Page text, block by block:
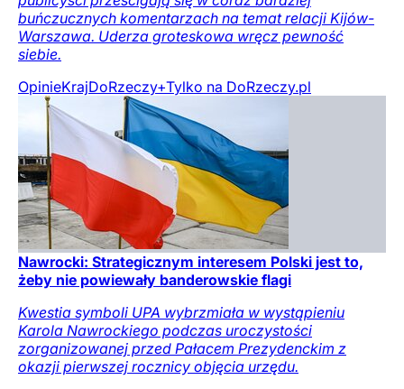
buńczucznych komentarzach na temat relacji Kijów-
Warszawa. Uderza groteskowa wręcz pewność
siebie.
OpinieKrajDoRzeczy+Tylko na DoRzeczy.pl
Nawrocki: Strategicznym interesem Polski jest to,
żeby nie powiewały banderowskie flagi
Kwestia symboli UPA wybrzmiała w wystąpieniu
Karola Nawrockiego podczas uroczystości
zorganizowanej przed Pałacem Prezydenckim z
okazji pierwszej rocznicy objęcia urzędu.